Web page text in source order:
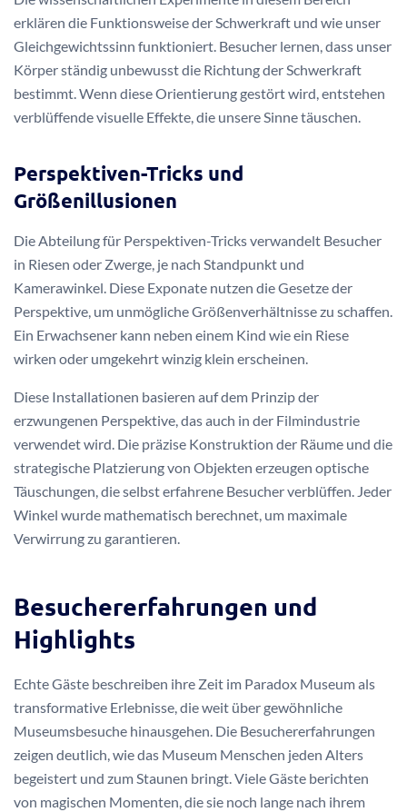
erklären die Funktionsweise der Schwerkraft und wie unser
Gleichgewichtssinn funktioniert. Besucher lernen, dass unser
Körper ständig unbewusst die Richtung der Schwerkraft
bestimmt. Wenn diese Orientierung gestört wird, entstehen
verblüffende visuelle Effekte, die unsere Sinne täuschen.
Perspektiven-Tricks und
Größenillusionen
Die Abteilung für Perspektiven-Tricks verwandelt Besucher
in Riesen oder Zwerge, je nach Standpunkt und
Kamerawinkel. Diese Exponate nutzen die Gesetze der
Perspektive, um unmögliche Größenverhältnisse zu schaffen.
Ein Erwachsener kann neben einem Kind wie ein Riese
wirken oder umgekehrt winzig klein erscheinen.
Diese Installationen basieren auf dem Prinzip der
erzwungenen Perspektive, das auch in der Filmindustrie
verwendet wird. Die präzise Konstruktion der Räume und die
strategische Platzierung von Objekten erzeugen optische
Täuschungen, die selbst erfahrene Besucher verblüffen. Jeder
Winkel wurde mathematisch berechnet, um maximale
Verwirrung zu garantieren.
Besuchererfahrungen und
Highlights
Echte Gäste beschreiben ihre Zeit im Paradox Museum als
transformative Erlebnisse, die weit über gewöhnliche
Museumsbesuche hinausgehen. Die Besuchererfahrungen
zeigen deutlich, wie das Museum Menschen jeden Alters
begeistert und zum Staunen bringt. Viele Gäste berichten
von magischen Momenten, die sie noch lange nach ihrem